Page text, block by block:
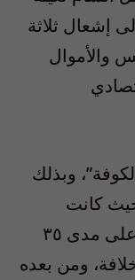
إشعال ثلاثة
والأموال
وبذلك
حيث كانت
“المدينة” مركزاً للخلافه الإسلامية على مدى ٣٥
ومن بعده